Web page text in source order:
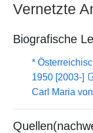
Vernetzte
Biografische
*
1950 [2003-]
Carl Maria